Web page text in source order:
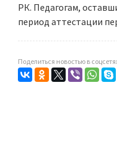
РК. Педагогам,
период аттестации
Поделиться новостью в